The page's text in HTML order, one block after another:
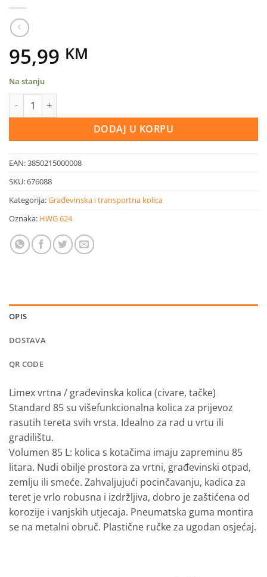
95,99 KM
Na stanju
Vrtna/građevinska kolica standard 85 količina
DODAJ U KORPU
EAN:3850215000008
SKU:676088
Kategorija:Građevinska i transportna kolica
Oznaka: HWG 624
OPIS
DOSTAVA
QR CODE
Limex vrtna / građevinska kolica (civare, tačke)
Standard 85 su višefunkcionalna kolica za prijevoz
rasutih tereta svih vrsta. Idealno za rad u vrtu ili
gradilištu.
Volumen 85 L: kolica s kotačima imaju zapreminu 85
litara. Nudi obilje prostora za vrtni, građevinski otpad,
zemlju ili smeće. Zahvaljujući pocinčavanju, kadica za
teret je vrlo robusna i izdržljiva, dobro je zaštićena od
korozije i vanjskih utjecaja. Pneumatska guma montira
se na metalni obruč. Plastične ručke za ugodan osjećaj.